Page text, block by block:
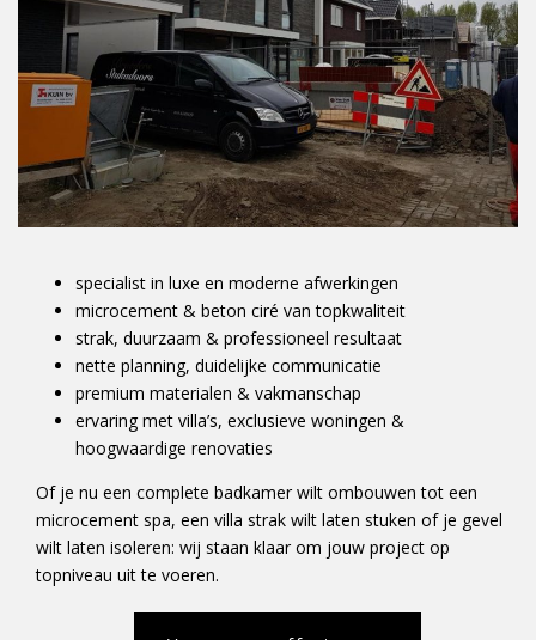
specialist in luxe en moderne afwerkingen
microcement & beton ciré van topkwaliteit
strak, duurzaam & professioneel resultaat
nette planning, duidelijke communicatie
premium materialen & vakmanschap
ervaring met villa’s, exclusieve woningen &
hoogwaardige renovaties
Of je nu een complete badkamer wilt ombouwen tot een
microcement spa, een villa strak wilt laten stuken of je gevel
wilt laten isoleren: wij staan klaar om jouw project op
topniveau uit te voeren.